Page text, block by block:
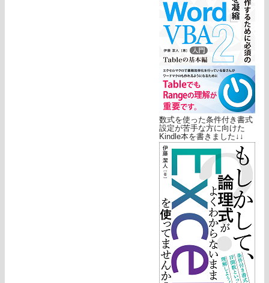
数式を使った条件付き書式
設定が苦手な方に向けた
Kindle本を書きました↓↓